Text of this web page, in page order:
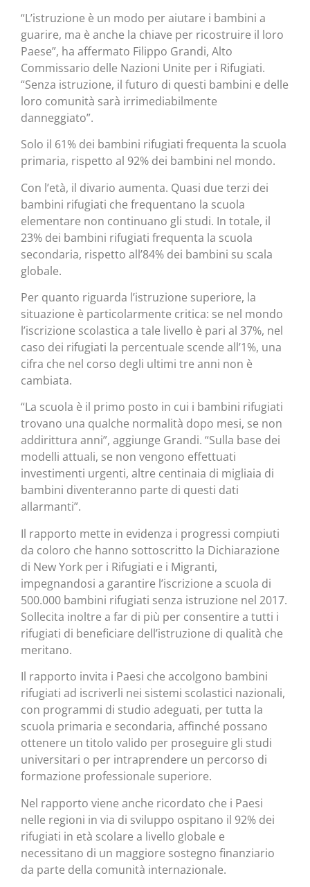
“L’istruzione è un modo per aiutare i bambini a
guarire, ma è anche la chiave per ricostruire il loro
Paese”, ha affermato Filippo Grandi, Alto
Commissario delle Nazioni Unite per i Rifugiati.
“Senza istruzione, il futuro di questi bambini e delle
loro comunità sarà irrimediabilmente
danneggiato”.
Solo il 61% dei bambini rifugiati frequenta la scuola
primaria, rispetto al 92% dei bambini nel mondo.
Con l’età, il divario aumenta. Quasi due terzi dei
bambini rifugiati che frequentano la scuola
elementare non continuano gli studi. In totale, il
23% dei bambini rifugiati frequenta la scuola
secondaria, rispetto all’84% dei bambini su scala
globale.
Per quanto riguarda l’istruzione superiore, la
situazione è particolarmente critica: se nel mondo
l’iscrizione scolastica a tale livello è pari al 37%, nel
caso dei rifugiati la percentuale scende all’1%, una
cifra che nel corso degli ultimi tre anni non è
cambiata.
“La scuola è il primo posto in cui i bambini rifugiati
trovano una qualche normalità dopo mesi, se non
addirittura anni”, aggiunge Grandi. “Sulla base dei
modelli attuali, se non vengono effettuati
investimenti urgenti, altre centinaia di migliaia di
bambini diventeranno parte di questi dati
allarmanti”.
Il rapporto mette in evidenza i progressi compiuti
da coloro che hanno sottoscritto la Dichiarazione
di New York per i Rifugiati e i Migranti,
impegnandosi a garantire l’iscrizione a scuola di
500.000 bambini rifugiati senza istruzione nel 2017.
Sollecita inoltre a far di più per consentire a tutti i
rifugiati di beneficiare dell’istruzione di qualità che
meritano.
Il rapporto invita i Paesi che accolgono bambini
rifugiati ad iscriverli nei sistemi scolastici nazionali,
con programmi di studio adeguati, per tutta la
scuola primaria e secondaria, affinché possano
ottenere un titolo valido per proseguire gli studi
universitari o per intraprendere un percorso di
formazione professionale superiore.
Nel rapporto viene anche ricordato che i Paesi
nelle regioni in via di sviluppo ospitano il 92% dei
rifugiati in età scolare a livello globale e
necessitano di un maggiore sostegno finanziario
da parte della comunità internazionale.